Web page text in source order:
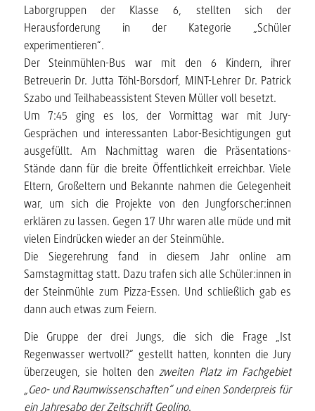
Laborgruppen der Klasse 6, stellten sich der
Herausforderung in der Kategorie „Schüler
experimentieren“.
Der Steinmühlen-Bus war mit den 6 Kindern, ihrer
Betreuerin Dr. Jutta Töhl-Borsdorf, MINT-Lehrer Dr. Patrick
Szabo und Teilhabeassistent Steven Müller voll besetzt.
Um 7:45 ging es los, der Vormittag war mit Jury-
Gesprächen und interessanten Labor-Besichtigungen gut
ausgefüllt. Am Nachmittag waren die Präsentations-
Stände dann für die breite Öffentlichkeit erreichbar. Viele
Eltern, Großeltern und Bekannte nahmen die Gelegenheit
war, um sich die Projekte von den Jungforscher:innen
erklären zu lassen. Gegen 17 Uhr waren alle müde und mit
vielen Eindrücken wieder an der Steinmühle.
Die Siegerehrung fand in diesem Jahr online am
Samstagmittag statt. Dazu trafen sich alle Schüler:innen in
der Steinmühle zum Pizza-Essen. Und schließlich gab es
dann auch etwas zum Feiern.
Die Gruppe der drei Jungs, die sich die Frage „Ist
Regenwasser wertvoll?“ gestellt hatten, konnten die Jury
überzeugen, sie holten denzweiten Platz im Fachgebiet
„Geo- und Raumwissenschaften“ und einen Sonderpreis für
ein Jahresabo der Zeitschrift Geolino.